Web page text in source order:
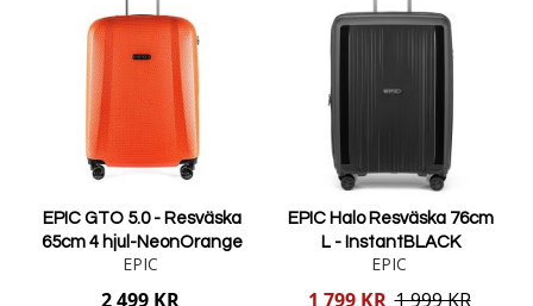
EPIC GTO 5.0 - Resväska
65cm 4 hjul-NeonOrange
EPIC
2 499 KR
EPIC Halo Resväska 76cm
L - InstantBLACK
EPIC
Reducerat
1 799 KR 1 999 KR